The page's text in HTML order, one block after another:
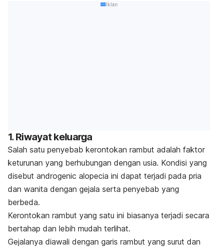
Iklan
1. Riwayat keluarga
Salah satu penyebab kerontokan rambut adalah faktor
keturunan yang berhubungan dengan usia. Kondisi yang
disebut androgenic alopecia ini dapat terjadi pada pria
dan wanita dengan gejala serta penyebab yang
berbeda.
Kerontokan rambut yang satu ini biasanya terjadi secara
bertahap dan lebih mudah terlihat.
Gejalanya diawali dengan garis rambut yang surut dan